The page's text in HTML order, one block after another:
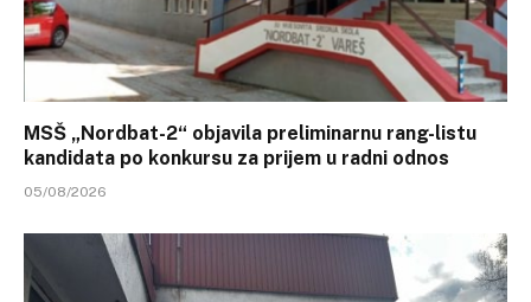
MSŠ „Nordbat-2“ objavila preliminarnu rang-listu
kandidata po konkursu za prijem u radni odnos
05/08/2026